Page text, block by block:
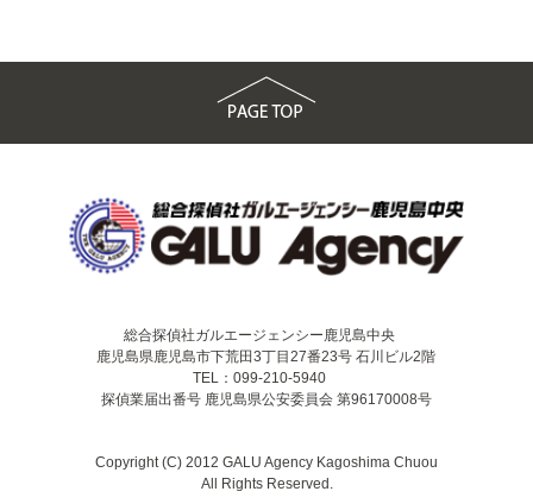
総合探偵社ガルエージェンシー鹿児島中央
鹿児島県鹿児島市下荒田3丁目27番23号 石川ビル2階
TEL：099-210-5940
探偵業届出番号 鹿児島県公安委員会 第96170008号
Copyright (C) 2012 GALU Agency Kagoshima Chuou
All Rights Reserved.